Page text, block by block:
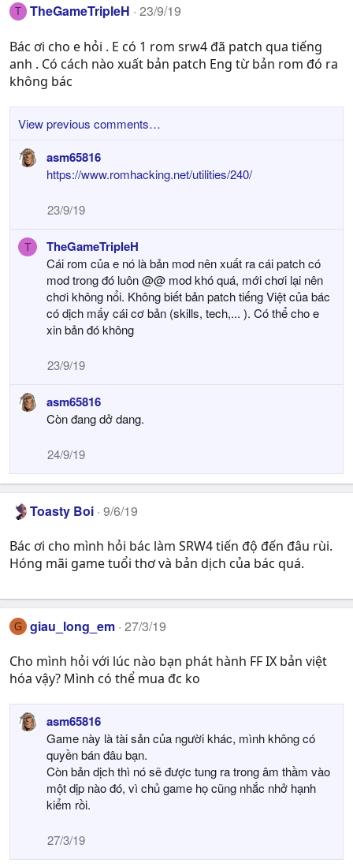
T TheGameTripleH 23/9/19
Bác ơi cho e hỏi . E có 1 rom srw4 đã patch qua tiếng
anh . Có cách nào xuất bản patch Eng từ bản rom đó ra
không bác
View previous comments…
asm65816
https://www.romhacking.net/utilities/240/
23/9/19
T TheGameTripleH
Cái rom của e nó là bản mod nên xuất ra cái patch có
mod trong đó luôn @@ mod khó quá, mới chơi lại nên
chơi không nổi. Không biết bản patch tiếng Việt của bác
có dịch mấy cái cơ bản (skills, tech,... ). Có thể cho e
xin bản đó không
23/9/19
asm65816
Còn đang dở dang.
24/9/19
Toasty Boi 9/6/19
Bác ơi cho mình hỏi bác làm SRW4 tiến độ đến đâu rùi.
Hóng mãi game tuổi thơ và bản dịch của bác quá.
G giau_long_em 27/3/19
Cho mình hỏi với lúc nào bạn phát hành FF IX bản việt
hóa vậy? Mình có thể mua đc ko
asm65816
Game này là tài sản của người khác, mình không có
quyền bán đâu bạn.
Còn bản dịch thì nó sẽ được tung ra trong âm thầm vào
một dịp nào đó, vì chủ game họ cũng nhắc nhở hạnh
kiểm rồi.
27/3/19